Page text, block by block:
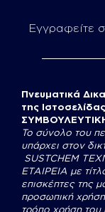
Εγγραφείτε
Πνευματικά
της
Το σύνολο του
υπάρχει στον
SUSTCHEM
ΕΤΑΙΡΕΙΑ με
επισκέπτες της
προσωπική
τρόπο χρήση του